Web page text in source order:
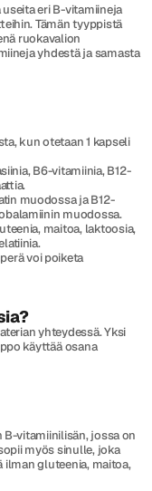
eri B-vitamiineja
Tämän tyyppistä
ruokavalion
yhdestä ja samasta
kun otetaan 1 kapseli
B6-vitamiinia, B12-
muodossa ja B12-
muodossa.
maitoa, laktoosia,
voi poiketa
yhteydessä. Yksi
käyttää osana
vitamiinilisän, jossa on
myös sinulle, joka
gluteenia, maitoa,